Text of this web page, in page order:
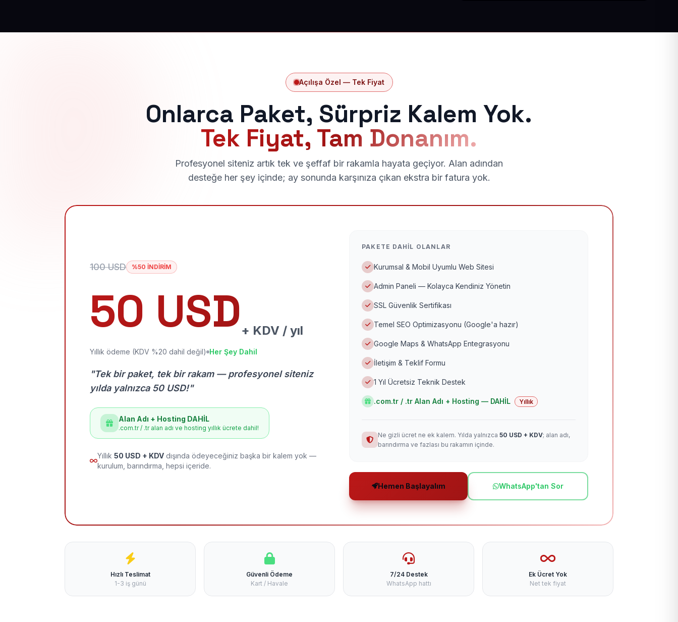
Açılışa Özel — Tek Fiyat
Onlarca Paket, Sürpriz Kalem Yok.
Tek Fiyat, Tam Donanım.
Profesyonel siteniz artık tek ve şeffaf bir rakamla hayata geçiyor. Alan adından
desteğe her şey içinde; ay sonunda karşınıza çıkan ekstra bir fatura yok.
100 USD %50 İNDİRİM
50 USD + KDV / yıl
Yıllık ödeme (KDV %20 dahil değil) Her Şey Dahil
"Tek bir paket, tek bir rakam — profesyonel siteniz
yılda yalnızca 50 USD!"
Alan Adı + Hosting DAHİL
.com.tr / .tr alan adı ve hosting yıllık ücrete dahil!
Yıllık 50 USD + KDV dışında ödeyeceğiniz başka bir kalem yok —
kurulum, barındırma, hepsi içeride.
PAKETE DAHIL OLANLAR
Kurumsal & Mobil Uyumlu Web Sitesi
Admin Paneli — Kolayca Kendiniz Yönetin
SSL Güvenlik Sertifikası
Temel SEO Optimizasyonu (Google'a hazır)
Google Maps & WhatsApp Entegrasyonu
İletişim & Teklif Formu
1 Yıl Ücretsiz Teknik Destek
.com.tr / .tr Alan Adı + Hosting — DAHİL Yıllık
Ne gizli ücret ne ek kalem. Yılda yalnızca 50 USD + KDV; alan adı,
barındırma ve fazlası bu rakamın içinde.
Hemen Başlayalım WhatsApp'tan Sor
Hızlı Teslimat
1-3 iş günü
Güvenli Ödeme
Kart / Havale
7/24 Destek
WhatsApp hattı
Ek Ücret Yok
Net tek fiyat